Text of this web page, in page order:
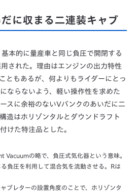
に収まる二連装キャブ
本的に量産車と同じ負圧で開閉する
用された。理由はエンジンの出力特性
ともあるが、何よりもライダーにとっ
ならないよう、軽い操作性を求めた
スに余裕のないVバンクのあいだに二
造はホリゾンタルとダウンドラフト
けた特注品とした。
Vacuumの略で、負圧式気化器という意味。
負圧を利用して混合気を流動させる。Rは
ブレターの設置角度のことで、ホリゾンタ